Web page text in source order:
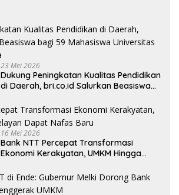
23 Mei 2026
Dukung Peningkatan Kualitas Pendidikan
di Daerah, bri.co.id Salurkan Beasiswa
Weetebula
16 Mei 2026
Bank NTT Percepat Transformasi
Ekonomi Kerakyatan, UMKM Hingga